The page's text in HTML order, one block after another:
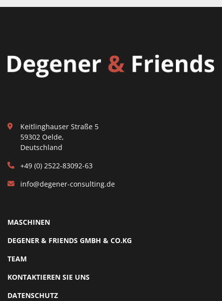
Keitlinghauser Straße 5
59302 Oelde,
Deutschland
+49 (0) 2522-83092-63
info@degener-consulting.de
MASCHINEN
DEGENER & FRIENDS GMBH & CO.KG
TEAM
KONTAKTIEREN SIE UNS
DATENSCHUTZ